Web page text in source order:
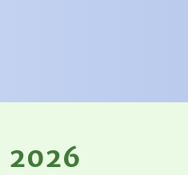
2026